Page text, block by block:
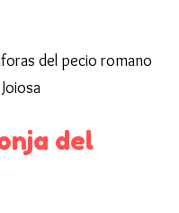
del